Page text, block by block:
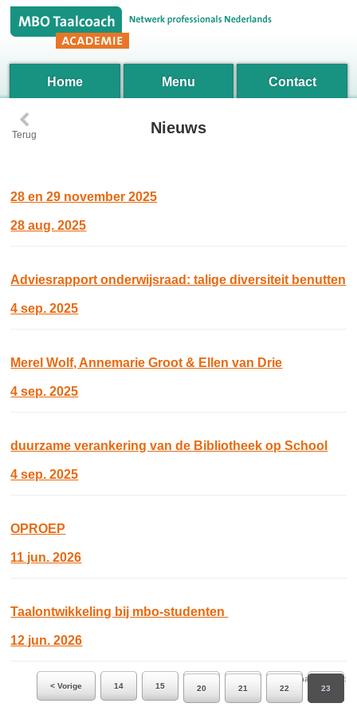
Home Menu Contact
‹
Terug Nieuws
28 en 29 november 2025
28 aug. 2025
Adviesrapport onderwijsraad: talige diversiteit benutten
4 sep. 2025
Merel Wolf, Annemarie Groot & Ellen van Drie
4 sep. 2025
duurzame verankering van de Bibliotheek op School
4 sep. 2025
OPROEP
11 jun. 2026
Taalontwikkeling bij mbo‑studenten
12 jun. 2026
Ga naar pagina:
< Vorige
14 15 16 17 18 19
20 21 22 23